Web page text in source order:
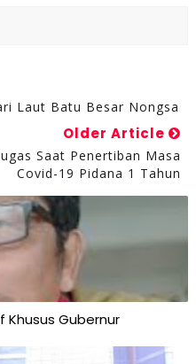
Laut Batu Besar Nongsa
Older Article
Saat Penertiban Masa
Covid-19 Pidana 1 Tahun
Khusus Gubernur